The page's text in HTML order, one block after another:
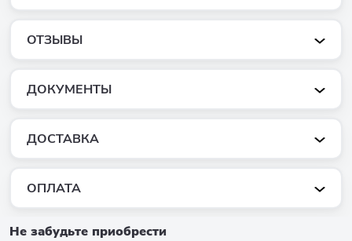
ОТЗЫВЫ
ДОКУМЕНТЫ
ДОСТАВКА
ОПЛАТА
Не забудьте приобрести